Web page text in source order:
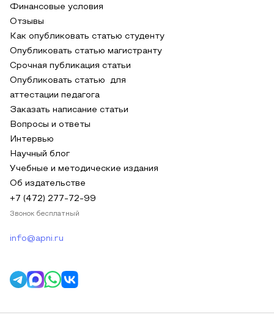
Финансовые условия
Отзывы
Как опубликовать статью студенту
Опубликовать статью магистранту
Срочная публикация статьи
Опубликовать статью для
аттестации педагога
Заказать написание статьи
Вопросы и ответы
Интервью
Научный блог
Учебные и методические издания
Об издательстве
+7 (472) 277-72-99
Звонок бесплатный
info@apni.ru